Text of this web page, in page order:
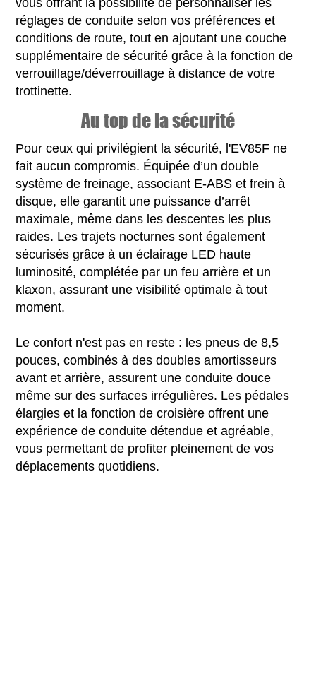
réglages de conduite selon vos préférences et
conditions de route, tout en ajoutant une couche
supplémentaire de sécurité grâce à la fonction de
verrouillage/déverrouillage à distance de votre
trottinette.
Au top de la sécurité
Pour ceux qui privilégient la sécurité, l'EV85F ne
fait aucun compromis. Équipée d’un double
système de freinage, associant E-ABS et frein à
disque, elle garantit une puissance d’arrêt
maximale, même dans les descentes les plus
raides. Les trajets nocturnes sont également
sécurisés grâce à un éclairage LED haute
luminosité, complétée par un feu arrière et un
klaxon, assurant une visibilité optimale à tout
moment.
Le confort n'est pas en reste : les pneus de 8,5
pouces, combinés à des doubles amortisseurs
avant et arrière, assurent une conduite douce
même sur des surfaces irrégulières. Les pédales
élargies et la fonction de croisière offrent une
expérience de conduite détendue et agréable,
vous permettant de profiter pleinement de vos
déplacements quotidiens.